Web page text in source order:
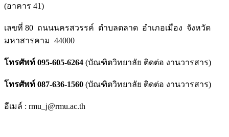
(อาคาร 41)
เลขที่ 80 ถนนนครสวรรค์ ตำบลตลาด อำเภอเมือง จังหวัด
มหาสารคาม 44000
โทรศัพท์ 095-605-6264 (บัณฑิตวิทยาลัย ติดต่อ งานวารสาร)
โทรศัพท์ 087-636-1560 (บัณฑิตวิทยาลัย ติดต่อ งานวารสาร)
อีเมล์ : rmu_j@rmu.ac.th